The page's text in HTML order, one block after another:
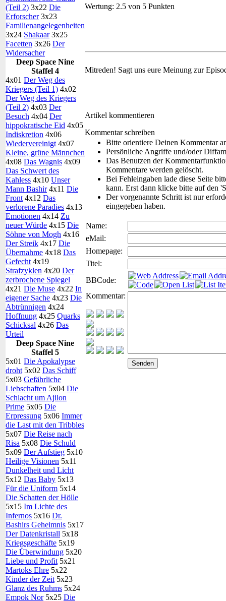
(Teil 2) 3x22 Die
Erforscher3x23
Familienangelegenheiten
3x24 Shakaar3x25
Facetten 3x26 Der
Widersacher
Deep Space Nine
Staffel 4
4x01 Der Weg des
Kriegers (Teil 1) 4x02
Der Weg des Kriegers
(Teil 2) 4x03 Der
Besuch 4x04 Der
hippokratische Eid 4x05
Indiskretion 4x06
Wiedervereinigt 4x07
Kleine, grüne Männchen
4x08 Das Wagnis 4x09
Das Schwert des
Kahless 4x10 Unser
Mann Bashir4x11 Die
Front 4x12 Das
verlorene Paradies 4x13
Emotionen 4x14 Zu
neuer Würde 4x15 Die
Söhne von Mogh 4x16
Der Streik 4x17 Die
Übernahme 4x18 Das
Gefecht 4x19
Strafzyklen 4x20 Der
zerbrochene Spiegel
4x21 Die Muse 4x22 In
eigener Sache 4x23 Die
Abtrünnigen 4x24
Hoffnung 4x25 Quarks
Schicksal 4x26 Das
Urteil
Deep Space Nine
Staffel 5
5x01 Die Apokalypse
droht 5x02 Das Schiff
5x03 Gefährliche
Liebschaften 5x04 Die
Schlacht um Ajilon
Prime 5x05 Die
Erpressung 5x06 Immer
die Last mit den Tribbles
5x07 Die Reise nach
Risa 5x08 Die Schuld
5x09 Der Aufstieg 5x10
Heilige Visionen 5x11
Dunkelheit und Licht
5x12 Das Baby 5x13
Für die Uniform 5x14
Die Schatten der Hölle
5x15 Im Lichte des
Infernos 5x16 Dr.
Bashirs Geheimnis 5x17
Der Datenkristall 5x18
Kriegsgeschäfte 5x19
Die Überwindung 5x20
Liebe und Profit 5x21
Martoks Ehre 5x22
Kinder der Zeit 5x23
Glanz des Ruhms 5x24
Empok Nor5x25 Die
Wertung: 2.5 von 5 Punkten
Mitreden! Sagt uns eure Meinung zur
Artikel kommentieren
Kommentar schreiben
Bitte orientiere Deinen Kommentar
Persönliche Angriffe und/oder
Das Benutzen der
Kommentare werden gelöscht.
Bei Fehleingaben lade diese Seite
kann. Erst dann klicke bitte auf den
Der vorgenannte Schritt ist nur
eingegeben haben.
Name:
eMail:
Homepage:
Titel:
BBCode:
Kommentar: